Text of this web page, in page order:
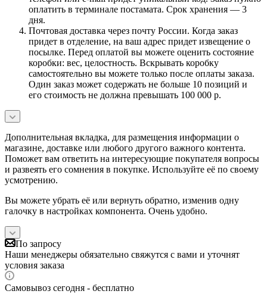
оплатить в терминале постамата. Срок хранения — 3
дня.
Почтовая доставка через почту России. Когда заказ
придет в отделение, на ваш адрес придет извещение о
посылке. Перед оплатой вы можете оценить состояние
коробки: вес, целостность. Вскрывать коробку
самостоятельно вы можете только после оплаты заказа.
Один заказ может содержать не больше 10 позиций и
его стоимость не должна превышать 100 000 р.
Дополнительная вкладка, для размещения информации о
магазине, доставке или любого другого важного контента.
Поможет вам ответить на интересующие покупателя вопросы
и развеять его сомнения в покупке. Используйте её по своему
усмотрению.
Вы можете убрать её или вернуть обратно, изменив одну
галочку в настройках компонента. Очень удобно.
По запросу
Наши менеджеры обязательно свяжутся с вами и уточнят
условия заказа
Самовывоз сегодня - бесплатно